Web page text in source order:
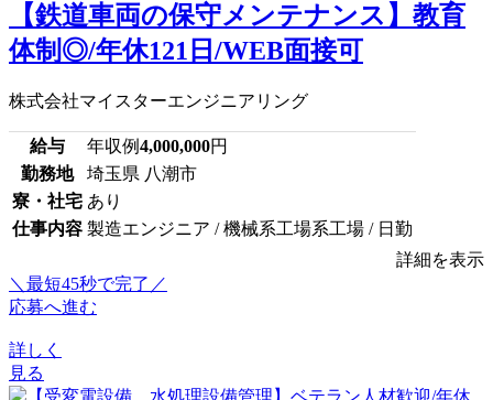
【鉄道車両の保守メンテナンス】教育
体制◎/年休121日/WEB面接可
株式会社マイスターエンジニアリング
給与 年収例4,000,000円
勤務地
埼玉県 八潮市
寮・社宅 あり
仕事内容 製造エンジニア / 機械系工場系工場 / 日勤
詳細を表示
＼最短45秒で完了／
応募へ進む
詳しく
見る